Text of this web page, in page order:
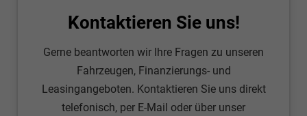
Kontaktieren Sie uns!
Gerne beantworten wir Ihre Fragen zu unseren
Fahrzeugen, Finanzierungs- und
Leasingangeboten. Kontaktieren Sie uns direkt
telefonisch, per E-Mail oder über unser